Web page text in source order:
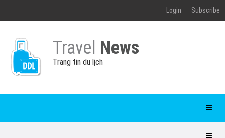
Login Subscribe
Travel News
Trang tin du lịch